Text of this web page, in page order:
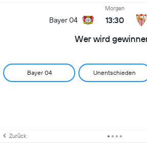
Bayer 04
Morgen
13:30
Wer wird
Bayer 04 Unentschieden
Zurück